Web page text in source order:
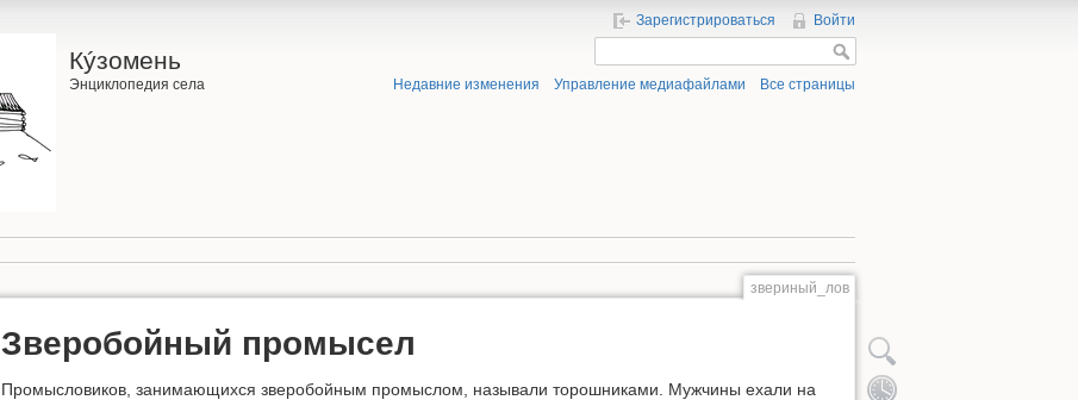
Кýзомень
Энциклопедия села
Зарегистрироваться Войти
Недавние изменения Управление медиафайлами Все страницы
звериный_лов
Зверобойный промысел
Промысловиков, занимающихся зверобойным промыслом, называли торошниками. Мужчины ехали на